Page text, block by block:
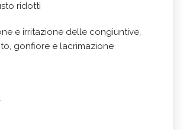
ridotti
e irritazione delle congiuntive,
gonfiore e lacrimazione